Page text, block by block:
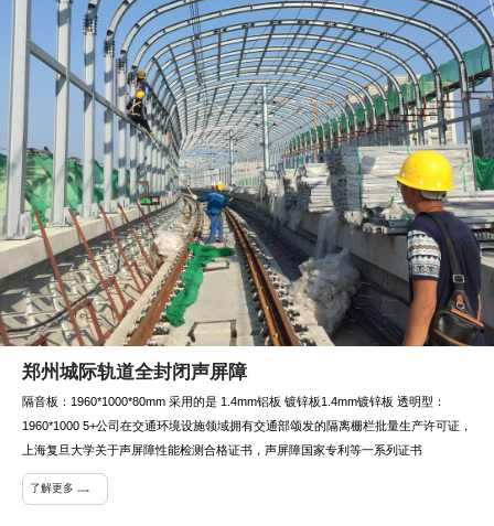
郑州城际轨道全封闭声屏障
隔音板：1960*1000*80mm 采用的是 1.4mm铝板 镀锌板1.4mm镀锌板 透明型：
1960*1000 5+公司在交通环境设施领域拥有交通部颂发的隔离栅栏批量生产许可证，
上海复旦大学关于声屏障性能检测合格证书，声屏障国家专利等一系列证书
了解更多